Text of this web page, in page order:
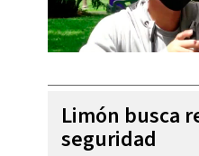
Limón busca
seguridad